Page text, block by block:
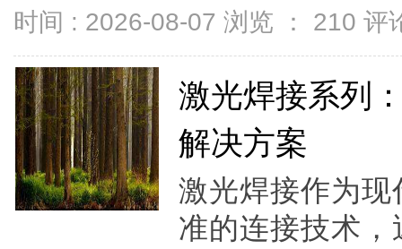
时间 : 2026-08-07 浏览 ： 210 评
激光焊接系列
解决方案
激光焊接作为
准的连接技术